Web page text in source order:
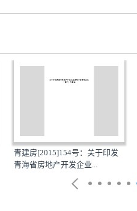
青建房[2015]154号：关于印发
青海省房地产开发企业...